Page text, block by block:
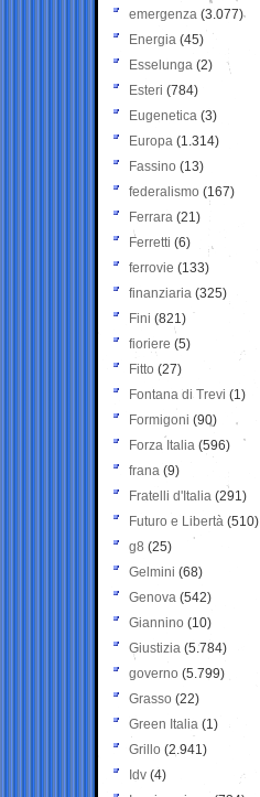
emergenza (3.077)
Energia (45)
Esselunga (2)
Esteri (784)
Eugenetica (3)
Europa (1.314)
Fassino (13)
federalismo (167)
Ferrara (21)
Ferretti (6)
ferrovie (133)
finanziaria (325)
Fini (821)
fioriere (5)
Fitto (27)
Fontana di Trevi (1)
Formigoni (90)
Forza Italia (596)
frana (9)
Fratelli d'Italia (291)
Futuro e Libertà (510)
g8 (25)
Gelmini (68)
Genova (542)
Giannino (10)
Giustizia (5.784)
governo (5.799)
Grasso (22)
Green Italia (1)
Grillo (2.941)
Idv (4)